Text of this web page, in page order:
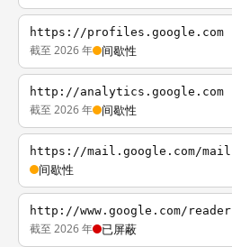
https://profiles.google.com
截至 2026 年 间歇性
http://analytics.google.com
截至 2026 年 间歇性
https://mail.google.com/mail
间歇性
http://www.google.com/reader
截至 2026 年 已屏蔽